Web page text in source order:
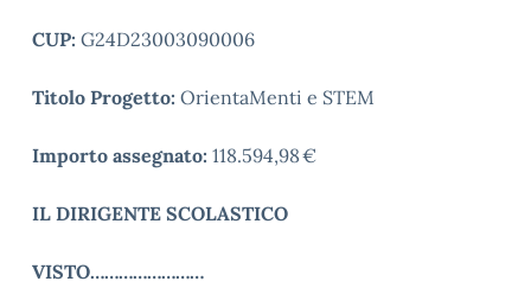
CUP: G24D23003090006
Titolo Progetto: OrientaMenti e STEM
Importo assegnato: 118.594,98 €
IL DIRIGENTE SCOLASTICO
VISTO……………………